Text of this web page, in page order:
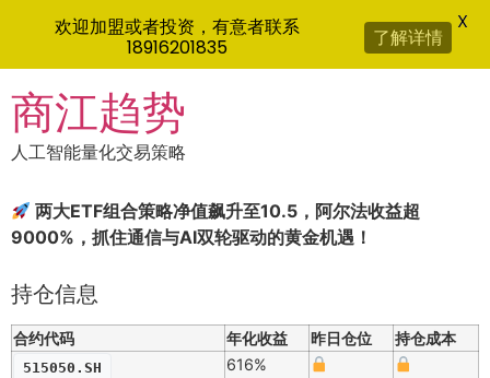
to
content
商江趋势
人工智能量化交易策略
两大ETF组合策略净值飙升至10.5，阿尔法收益超
9000%，抓住通信与AI双轮驱动的黄金机遇！
持仓信息
合约代码 年化收益 昨日仓位 持仓成本
515050.SH
616%
欢迎加盟或者投资，有意者联系
18916201835
了解详情
X